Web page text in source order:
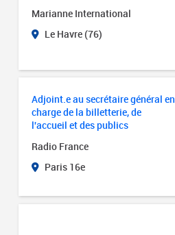
Marianne International
Le Havre (76)
Adjoint.e au secrétaire général en
charge de la billetterie, de
l'accueil et des publics
Radio France
Paris 16e